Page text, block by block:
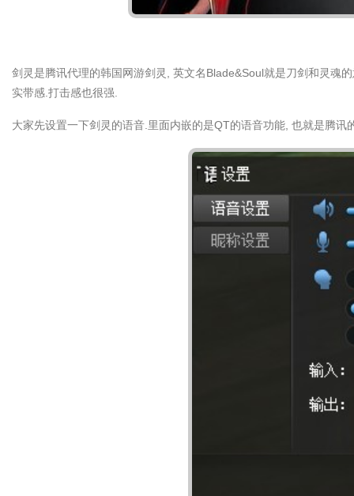
剑灵是腾讯代理的韩国网游剑灵, 英文名Blade&Soul就是刀剑和灵魂
实带感.打击感也很强.
大家先设置一下剑灵的语音.里面内嵌的是QT的语音功能, 也就是腾讯